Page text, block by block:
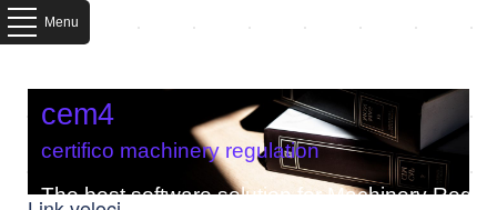
Menu
cem4
certifico machinery regulation
The best software solution for Machinery